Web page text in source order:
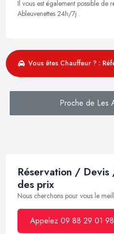
Il vous est également possible de
Ableuvenettes 24h/7j .
Vous êtes Chauffeur ? :
Proche de Les
Réservation /
des prix
Nous cherchons pour vous le
Appelez 09 88 29 01 98